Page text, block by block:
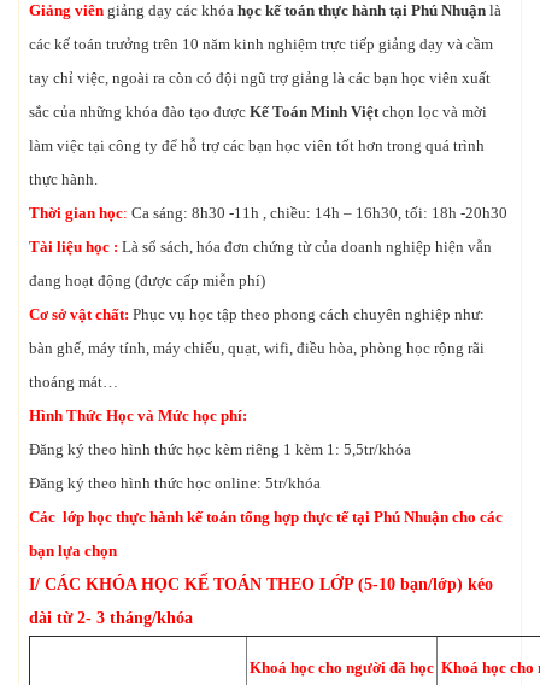
Giảng viên giảng dạy các khóa học kế toán thực hành tại Phú Nhuận là
các kế toán trưởng trên 10 năm kinh nghiệm trực tiếp giảng dạy và cầm
tay chỉ việc, ngoài ra còn có đội ngũ trợ giảng là các bạn học viên xuất
sắc của những khóa đào tạo được Kế Toán Minh Việtchọn lọc và mời
làm việc tại công ty để hỗ trợ các bạn học viên tốt hơn trong quá trình
thực hành.
Thời gian học: Ca sáng: 8h30 -11h , chiều: 14h – 16h30, tối: 18h -20h30
Tài liệu học : Là sổ sách, hóa đơn chứng từ của doanh nghiệp hiện vẫn
đang hoạt động (được cấp miễn phí)
Cơ sở vật chất: Phục vụ học tập theo phong cách chuyên nghiệp như:
bàn ghế, máy tính, máy chiếu, quạt, wifi, điều hòa, phòng học rộng rãi
thoáng mát…
Hình Thức Học và Mức học phí:
Đăng ký theo hình thức học kèm riêng 1 kèm 1: 5,5tr/khóa
Đăng ký theo hình thức học online: 5tr/khóa
Các lớp học thực hành kế toán tổng hợp thực tế tại Phú Nhuận cho các
bạn lựa chọn
I/ CÁC KHÓA HỌC KẾ TOÁN THEO LỚP (5-10 bạn/lớp) kéo
dài từ 2- 3 tháng/khóa
Khoá học cho người đã học Khoá học cho